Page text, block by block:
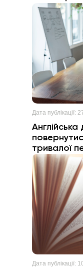
Дата публікації:
тривалої
Дата публікації: